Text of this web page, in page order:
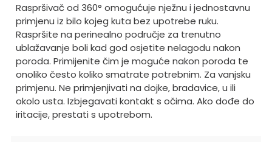
Raspršivač od 360° omogućuje nježnu i jednostavnu
primjenu iz bilo kojeg kuta bez upotrebe ruku.
Raspršite na perinealno područje za trenutno
ublažavanje boli kad god osjetite nelagodu nakon
poroda. Primijenite čim je moguće nakon poroda te
onoliko često koliko smatrate potrebnim. Za vanjsku
primjenu. Ne primjenjivati na dojke, bradavice, u ili
okolo usta. Izbjegavati kontakt s očima. Ako dođe do
iritacije, prestati s upotrebom.